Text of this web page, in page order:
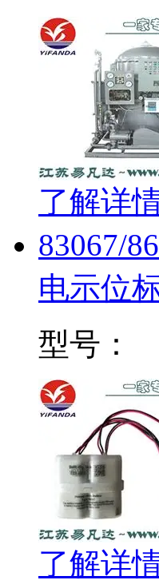
了解详
83067/
电示位
型号：
了解详